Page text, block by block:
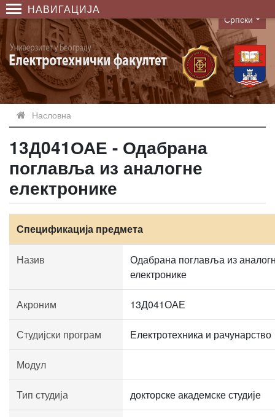
НАВИГАЦИЈА
Language
Српски
Насловна
13Д041ОАЕ - Одабрана
поглавља из аналогне
електронике
Спецификација предмета
Назив
Одабрана поглавља из
електронике
Акроним 13Д041ОАЕ
Студијски програм Електротехника и рачунарство
Модул
Тип студија докторске академске студије